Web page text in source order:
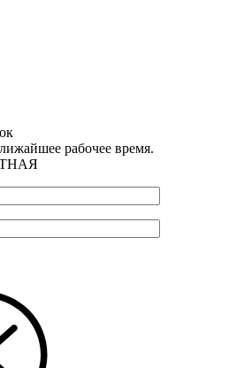
рабочее время.